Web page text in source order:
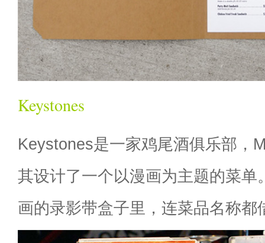
Keystones
Keystones是一家鸡尾酒俱乐部，
其设计了一个以漫画为主题的菜单
画的录影带盒子里，连菜品名称都